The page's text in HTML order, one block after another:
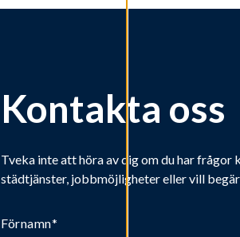
Kontakta oss
Tveka inte att höra av dig om du har frågor
städtjänster, jobbmöjligheter eller vill
Förnamn*